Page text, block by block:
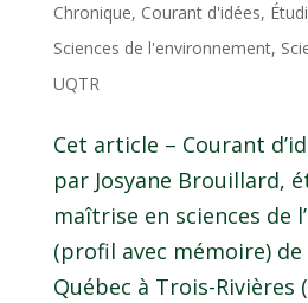
Chronique, Courant d'idées,
Sciences de l'environnement,
UQTR
Cet article – Courant
par Josyane Brouillard,
maîtrise en sciences de
(profil avec mémoire) de
Québec à Trois-Rivières